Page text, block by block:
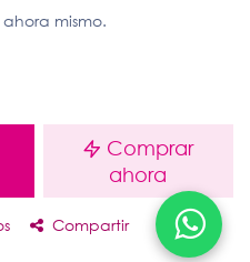
mismo.
Comprar
ahora
Compartir